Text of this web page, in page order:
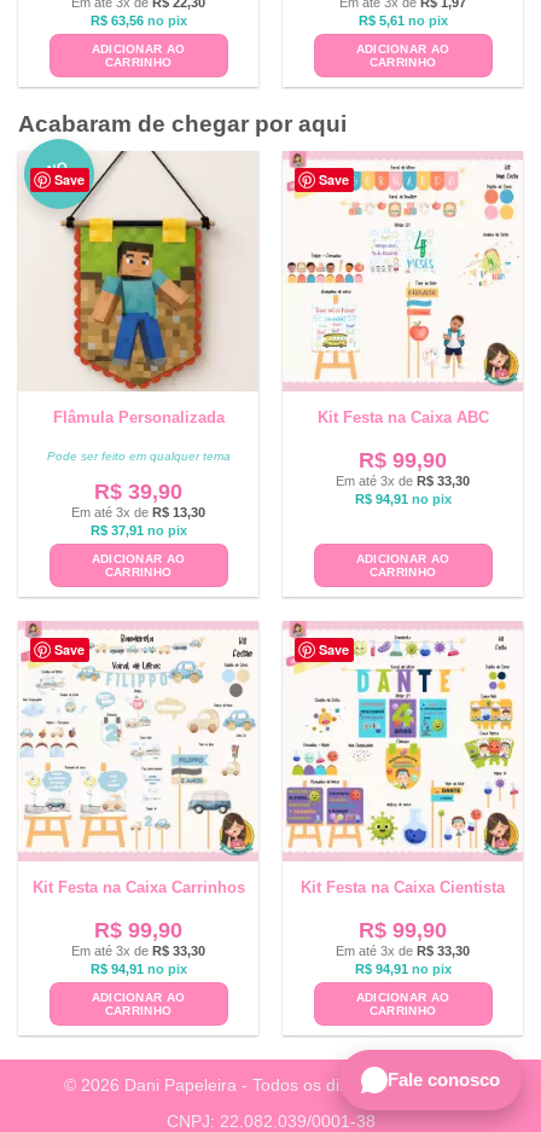
R$63,56 no pix
ADICIONAR AO
CARRINHO
R$5,61 no pix
ADICIONAR AO
CARRINHO
Acabaram de chegar por aqui
Save
NO
VO
Flâmula Personalizada
Pode ser feito em qualquer tema
R$ 39,90
Em até 3x de R$ 13,30
R$37,91 no pix
ADICIONAR AO
CARRINHO
Save
Kit Festa na Caixa ABC
R$ 99,90
Em até 3x de R$ 33,30
R$94,91 no pix
ADICIONAR AO
CARRINHO
Save
Kit Festa na Caixa Carrinhos
R$ 99,90
Em até 3x de R$ 33,30
R$94,91 no pix
ADICIONAR AO
CARRINHO
Save
Kit Festa na Caixa Cientista
R$ 99,90
Em até 3x de R$ 33,30
R$94,91 no pix
ADICIONAR AO
CARRINHO
© 2026 Dani Papeleira - Todos os direitos reservados.
CNPJ: 22.082.039/0001-38
Fale conosco